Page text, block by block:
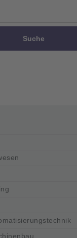
Suche